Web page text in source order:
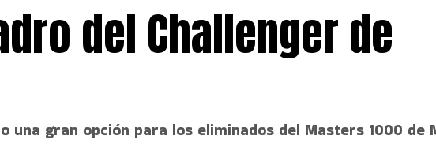
del Challenger de
una gran opción para los eliminados del Masters 1000 de